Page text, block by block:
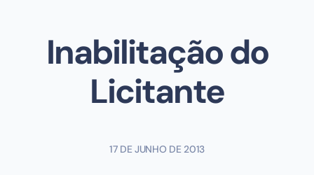
Inabilitação do
Licitante
17 DE JUNHO DE 2013